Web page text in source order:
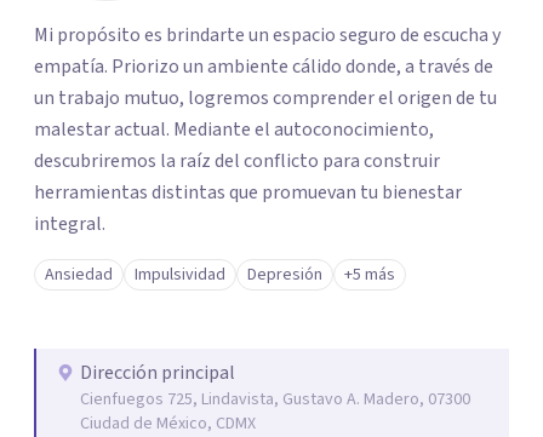
Mi propósito es brindarte un espacio seguro de escucha y
empatía. Priorizo un ambiente cálido donde, a través de
un trabajo mutuo, logremos comprender el origen de tu
malestar actual. Mediante el autoconocimiento,
descubriremos la raíz del conflicto para construir
herramientas distintas que promuevan tu bienestar
integral.
Ansiedad Impulsividad Depresión +5 más
Dirección principal
Cienfuegos 725, Lindavista, Gustavo A. Madero, 07300
Ciudad de México, CDMX